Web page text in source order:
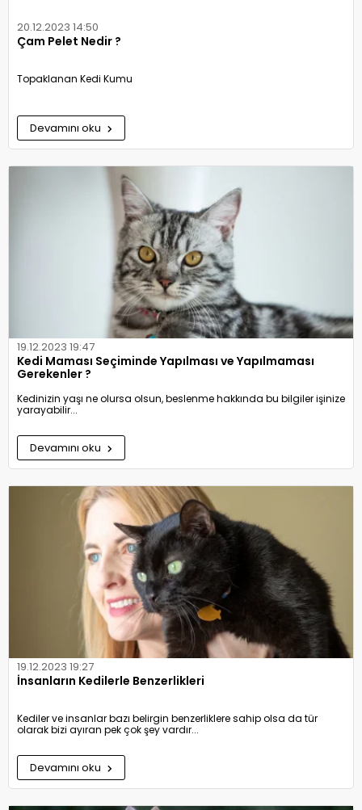
20.12.2023 14:50
Çam Pelet Nedir ?
Topaklanan Kedi Kumu
Devamını oku
19.12.2023 19:47
Kedi Maması Seçiminde Yapılması ve Yapılmaması
Gerekenler ?
Kedinizin yaşı ne olursa olsun, beslenme hakkında bu bilgiler işinize
yarayabilir...
Devamını oku
19.12.2023 19:27
İnsanların Kedilerle Benzerlikleri
Kediler ve insanlar bazı belirgin benzerliklere sahip olsa da tür
olarak bizi ayıran pek çok şey vardır...
Devamını oku